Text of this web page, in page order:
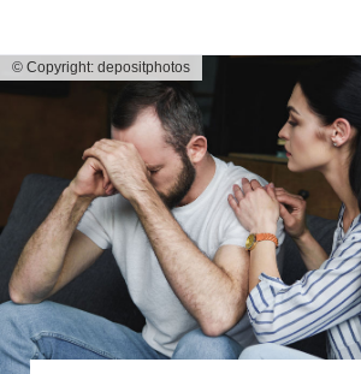
© Copyright: depositphotos